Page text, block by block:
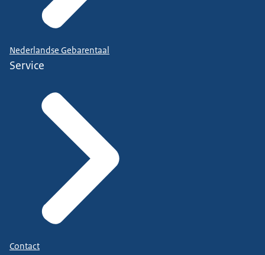
Nederlandse Gebarentaal
Service
Contact